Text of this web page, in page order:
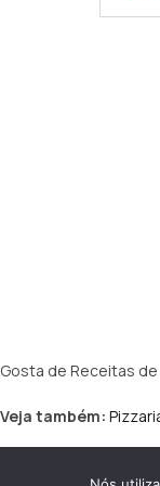
Gosta de Receitas
Veja também: